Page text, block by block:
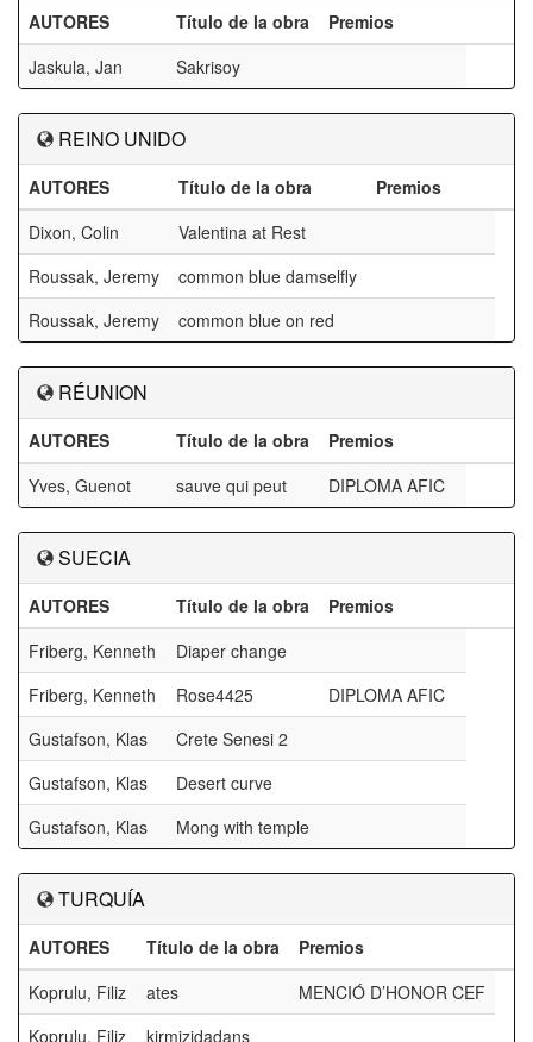
AUTORES Título de la obra
Premios
Jaskula, Jan
Sakrisoy
REINO UNIDO
AUTORES Título de la obra
Premios
Dixon, Colin
Valentina at Rest
Roussak, Jeremy
common blue damselfly
Roussak, Jeremy
common blue on red
RÉUNION
AUTORES Título de la obra
Premios
Yves, Guenot
sauve qui peut DIPLOMA AFIC
SUECIA
AUTORES Título de la obra
Premios
Friberg, Kenneth
Diaper change
Friberg, Kenneth
Rose4425
DIPLOMA AFIC
Gustafson, Klas
Crete Senesi 2
Gustafson, Klas
Desert curve
Gustafson, Klas
Mong with temple
TURQUÍA
AUTORES Título de la obra
Premios
Koprulu, Filiz
ates
MENCIÓ D’HONOR CEF
Koprulu, Filiz
kirmizidadans